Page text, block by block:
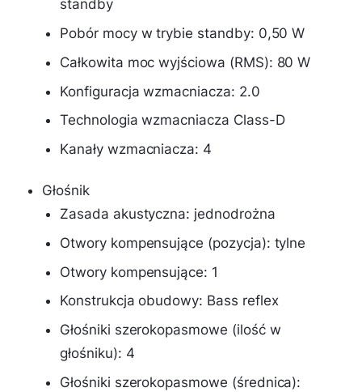
standby
Pobór mocy w trybie standby: 0,50 W
Całkowita moc wyjściowa (RMS): 80 W
Konfiguracja wzmacniacza: 2.0
Technologia wzmacniacza Class-D
Kanały wzmacniacza: 4
Głośnik
Zasada akustyczna: jednodrożna
Otwory kompensujące (pozycja): tylne
Otwory kompensujące: 1
Konstrukcja obudowy: Bass reflex
Głośniki szerokopasmowe (ilość w
głośniku): 4
Głośniki szerokopasmowe (średnica):